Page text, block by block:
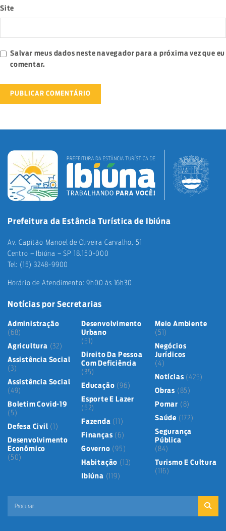
Site
Salvar meus dados neste navegador para a próxima vez que eu
comentar.
Prefeitura da Estância Turística de Ibiúna
Av. Capitão Manoel de Oliveira Carvalho, 51
Centro – Ibiúna – SP 18.150-000
Tel: (15) 3248-9900
Horário de Atendimento: 9h00 às 16h30
Notícias por Secretarias
Administração
(68)
Agricultura (32)
Assistência Social
(3)
Assistência Social
(49)
Boletim Covid-19
(5)
Defesa Civil (1)
Desenvolvimento
Econômico
(50)
Desenvolvimento
Urbano
(51)
Direito Da Pessoa
Com Deficiência
(35)
Educação (96)
Esporte E Lazer
(52)
Fazenda (11)
Finanças (6)
Governo (95)
Habitação (13)
Ibiúna (119)
Meio Ambiente
(51)
Negócios
Jurídicos
(4)
Notícias (425)
Obras (85)
Pomar (8)
Saúde (172)
Segurança
Pública
(84)
Turismo E Cultura
(116)